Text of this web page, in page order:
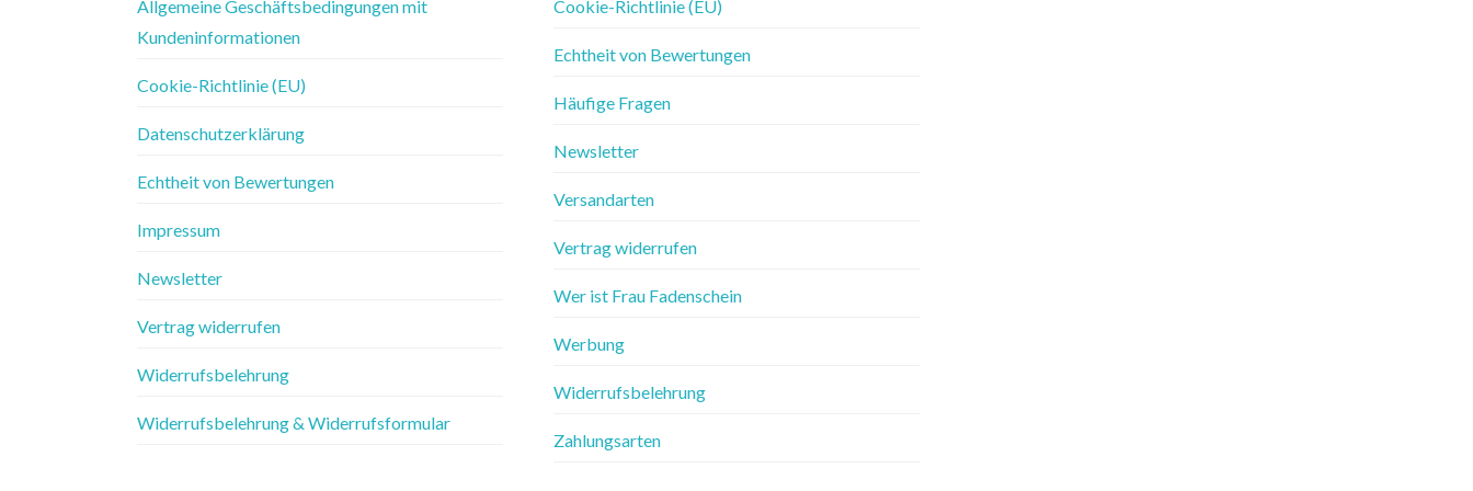
Allgemeine Geschäftsbedingungen mit
Kundeninformationen
Cookie-Richtlinie (EU)
Datenschutzerklärung
Echtheit von Bewertungen
Impressum
Newsletter
Vertrag widerrufen
Widerrufsbelehrung
Widerrufsbelehrung & Widerrufsformular
Cookie-Richtlinie (EU)
Echtheit von Bewertungen
Häufige Fragen
Newsletter
Versandarten
Vertrag widerrufen
Wer ist Frau Fadenschein
Werbung
Widerrufsbelehrung
Zahlungsarten